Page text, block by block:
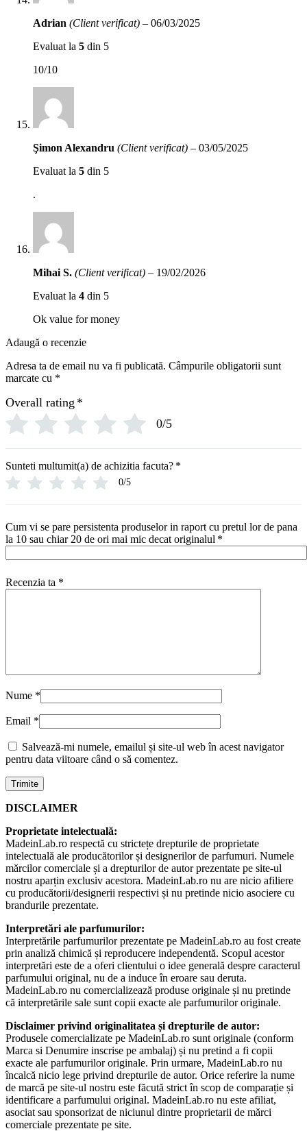
Adrian (Client verificat) – 06/03/2025
Evaluat la 5 din 5
10/10
Şimon Alexandru (Client verificat) – 03/05/2025
Evaluat la 5 din 5
.
Mihai S. (Client verificat) – 19/02/2026
Evaluat la 4 din 5
Ok value for money
Adaugă o recenzie
Adresa ta de email nu va fi publicată. Câmpurile obligatorii sunt
marcate cu *
Overall rating *
0/5
Sunteti multumit(a) de achizitia facuta? *
0/5
Cum vi se pare persistenta produselor in raport cu pretul lor de pana
la 10 sau chiar 20 de ori mai mic decat originalul *
Recenzia ta *
Nume *
Email *
Salvează-mi numele, emailul și site-ul web în acest navigator
pentru data viitoare când o să comentez.
DISCLAIMER
Proprietate intelectuală:
MadeinLab.ro respectă cu strictețe drepturile de proprietate
intelectuală ale producătorilor și designerilor de parfumuri. Numele
mărcilor comerciale și a drepturilor de autor prezentate pe site-ul
nostru aparțin exclusiv acestora. MadeinLab.ro nu are nicio afiliere
cu producătorii/designerii respectivi și nu pretinde nicio asociere cu
brandurile prezentate.
Interpretări ale parfumurilor:
Interpretările parfumurilor prezentate pe MadeinLab.ro au fost create
prin analiză chimică și reproducere independentă. Scopul acestor
interpretări este de a oferi clientului o idee generală despre caracterul
parfumului original, nu de a induce în eroare sau deruta.
MadeinLab.ro nu comercializează produse originale și nu pretinde
că interpretările sale sunt copii exacte ale parfumurilor originale.
Disclaimer privind originalitatea și drepturile de autor:
Produsele comercializate pe MadeinLab.ro sunt originale (conform
Marca si Denumire inscrise pe ambalaj) și nu pretind a fi copii
exacte ale parfumurilor originale. Prin urmare, MadeinLab.ro nu
încalcă nicio lege privind drepturile de autor. Orice referire la nume
de marcă pe site-ul nostru este făcută strict în scop de comparație și
identificare a parfumului original. MadeinLab.ro nu este afiliat,
asociat sau sponsorizat de niciunul dintre proprietarii de mărci
comerciale prezentate pe site.